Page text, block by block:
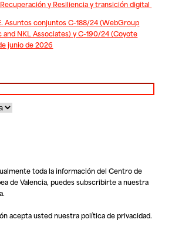
y Resiliencia y transición digital
Asuntos conjuntos C-188/24 (WebGroup
and NKL Associates) y C-190/24 (Coyote
junio de 2026
toda la información del Centro de
de Valencia, puedes subscribirte a nuestra
acepta usted nuestrapolítica de privacidad.